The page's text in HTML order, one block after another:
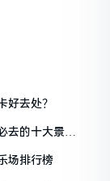
好去处？
去的十大景
场排行榜